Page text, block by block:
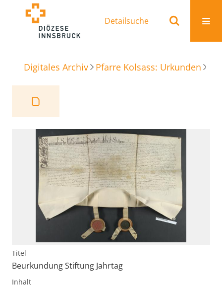
Detailsuche
Digitales Archiv Pfarre Kolsass: Urkunden
Titel
Beurkundung Stiftung Jahrtag
Inhalt